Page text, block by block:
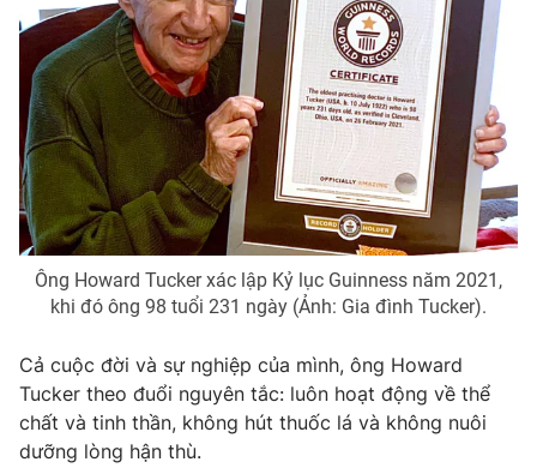
Liên hệ tòa soạn English
THỜI BÁO VTV
Theo dõi báo trên
Cơ quan chủ quản:Đài Truyền hình Việt Nam
Giấy phép hoạt động báo in và báo điện tử số 483/GP-BTTTT
cấp ngày 29/12/2023
Tổng Biên tập:Vũ Thanh Thủy
Phó Tổng Biên tập:Nguyễn Thị Mỹ Hạnh, Phạm Quốc Thắng,
Ông Howard Tucker xác lập Kỷ lục Guinness năm 2021,
khi đó ông 98 tuổi 231 ngày (Ảnh: Gia đình Tucker).
Cả cuộc đời và sự nghiệp của mình, ông Howard
Tucker theo đuổi nguyên tắc: luôn hoạt động về thể
chất và tinh thần, không hút thuốc lá và không nuôi
dưỡng lòng hận thù.